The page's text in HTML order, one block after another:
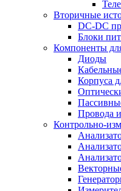
Вторичные
DC-DC
Блоки
Компоненты
Диоды
Корпуса
Провода
Контрольно-